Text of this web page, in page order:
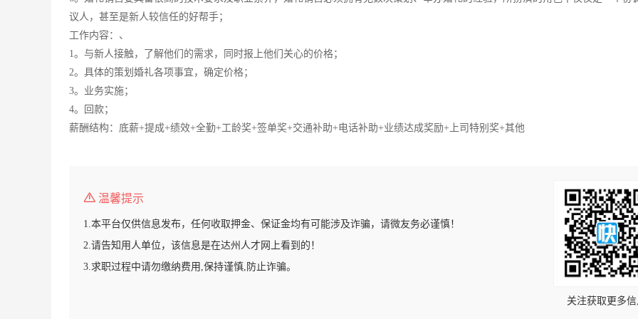
议人，甚至是新人较信任的好帮手；
工作内容：、
1。与新人接触，了解他们的需求，同时报上他们关心的价格；
2。具体的策划婚礼各项事宜，确定价格；
3。业务实施；
4。回款；
薪酬结构：底薪+提成+绩效+全勤+工龄奖+签单奖+交通补助+电话补助+业绩达成奖励+上司特别奖+其他
温馨提示
1.本平台仅供信息发布，任何收取押金、保证金均有可能涉及诈骗，请微友务必谨慎！
2.请告知用人单位，该信息是在达州人才网上看到的！
3.求职过程中请勿缴纳费用,保持谨慎,防止诈骗。
关注获取更多